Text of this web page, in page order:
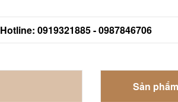
Hotline: 0919321885 - 0987846706
Sản